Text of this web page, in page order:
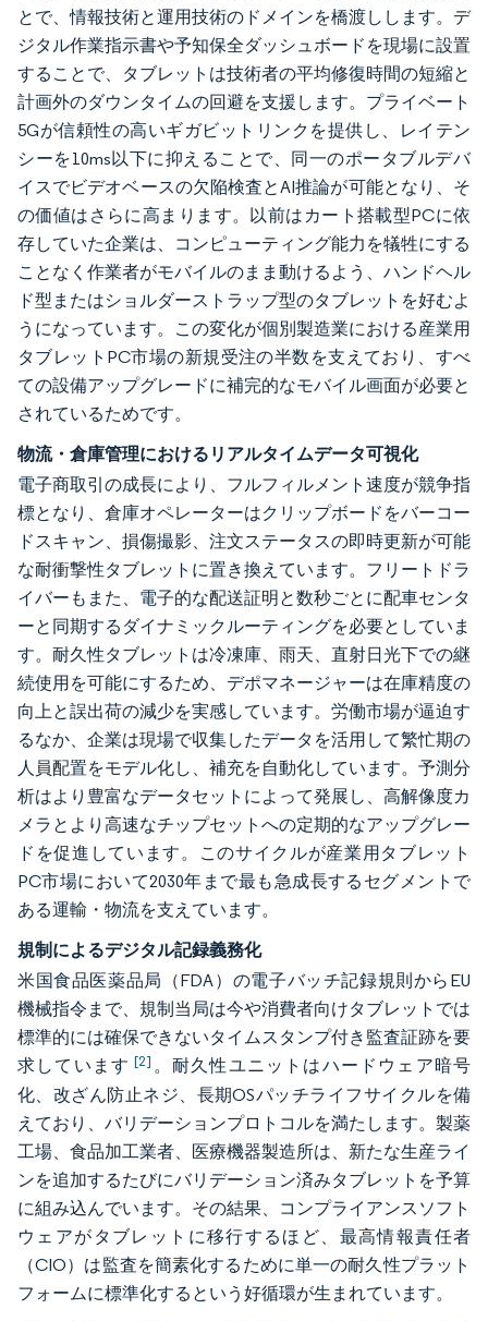
とで、情報技術と運用技術のドメインを橋渡しします。デ
ジタル作業指示書や予知保全ダッシュボードを現場に設置
することで、タブレットは技術者の平均修復時間の短縮と
計画外のダウンタイムの回避を支援します。プライベート
5Gが信頼性の高いギガビットリンクを提供し、レイテン
シーを10ms以下に抑えることで、同一のポータブルデバ
イスでビデオベースの欠陥検査とAI推論が可能となり、そ
の価値はさらに高まります。以前はカート搭載型PCに依
存していた企業は、コンピューティング能力を犠牲にする
ことなく作業者がモバイルのまま動けるよう、ハンドヘル
ド型またはショルダーストラップ型のタブレットを好むよ
うになっています。この変化が個別製造業における産業用
タブレットPC市場の新規受注の半数を支えており、すべ
ての設備アップグレードに補完的なモバイル画面が必要と
されているためです。
物流・倉庫管理におけるリアルタイムデータ可視化
電子商取引の成長により、フルフィルメント速度が競争指
標となり、倉庫オペレーターはクリップボードをバーコー
ドスキャン、損傷撮影、注文ステータスの即時更新が可能
な耐衝撃性タブレットに置き換えています。フリートドラ
イバーもまた、電子的な配送証明と数秒ごとに配車センタ
ーと同期するダイナミックルーティングを必要としていま
す。耐久性タブレットは冷凍庫、雨天、直射日光下での継
続使用を可能にするため、デポマネージャーは在庫精度の
向上と誤出荷の減少を実感しています。労働市場が逼迫す
るなか、企業は現場で収集したデータを活用して繁忙期の
人員配置をモデル化し、補充を自動化しています。予測分
析はより豊富なデータセットによって発展し、高解像度カ
メラとより高速なチップセットへの定期的なアップグレー
ドを促進しています。このサイクルが産業用タブレット
PC市場において2030年まで最も急成長するセグメントで
ある運輸・物流を支えています。
規制によるデジタル記録義務化
米国食品医薬品局（FDA）の電子バッチ記録規則からEU
機械指令まで、規制当局は今や消費者向けタブレットでは
標準的には確保できないタイムスタンプ付き監査証跡を要
求しています[2] 。耐久性ユニットはハードウェア暗号
化、改ざん防止ネジ、長期OSパッチライフサイクルを備
えており、バリデーションプロトコルを満たします。製薬
工場、食品加工業者、医療機器製造所は、新たな生産ライ
ンを追加するたびにバリデーション済みタブレットを予算
に組み込んでいます。その結果、コンプライアンスソフト
ウェアがタブレットに移行するほど、最高情報責任者
（CIO）は監査を簡素化するために単一の耐久性プラット
フォームに標準化するという好循環が生まれています。